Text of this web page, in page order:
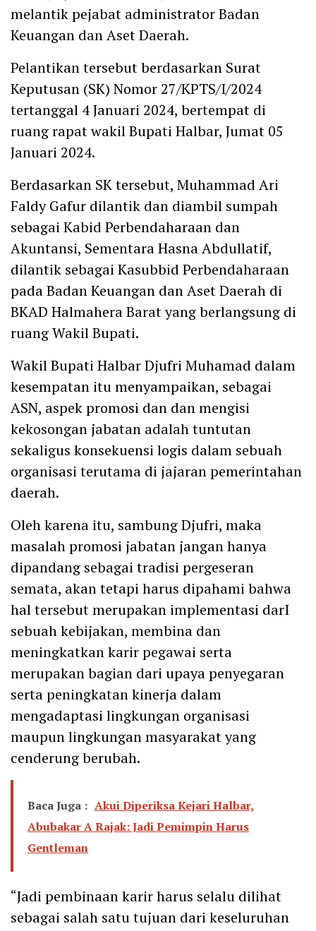
melantik pejabat administrator Badan
Keuangan dan Aset Daerah.
Pelantikan tersebut berdasarkan Surat
Keputusan (SK) Nomor 27/KPTS/I/2024
tertanggal 4 Januari 2024, bertempat di
ruang rapat wakil Bupati Halbar, Jumat 05
Januari 2024.
Berdasarkan SK tersebut, Muhammad Ari
Faldy Gafur dilantik dan diambil sumpah
sebagai Kabid Perbendaharaan dan
Akuntansi, Sementara Hasna Abdullatif,
dilantik sebagai Kasubbid Perbendaharaan
pada Badan Keuangan dan Aset Daerah di
BKAD Halmahera Barat yang berlangsung di
ruang Wakil Bupati.
Wakil Bupati Halbar Djufri Muhamad dalam
kesempatan itu menyampaikan, sebagai
ASN, aspek promosi dan dan mengisi
kekosongan jabatan adalah tuntutan
sekaligus konsekuensi logis dalam sebuah
organisasi terutama di jajaran pemerintahan
daerah.
Oleh karena itu, sambung Djufri, maka
masalah promosi jabatan jangan hanya
dipandang sebagai tradisi pergeseran
semata, akan tetapi harus dipahami bahwa
hal tersebut merupakan implementasi darI
sebuah kebijakan, membina dan
meningkatkan karir pegawai serta
merupakan bagian dari upaya penyegaran
serta peningkatan kinerja dalam
mengadaptasi lingkungan organisasi
maupun lingkungan masyarakat yang
cenderung berubah.
Baca Juga : Akui Diperiksa Kejari Halbar,
Abubakar A Rajak: Jadi Pemimpin Harus
Gentleman
“Jadi pembinaan karir harus selalu dilihat
sebagai salah satu tujuan dari keseluruhan